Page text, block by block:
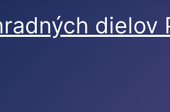
dielov